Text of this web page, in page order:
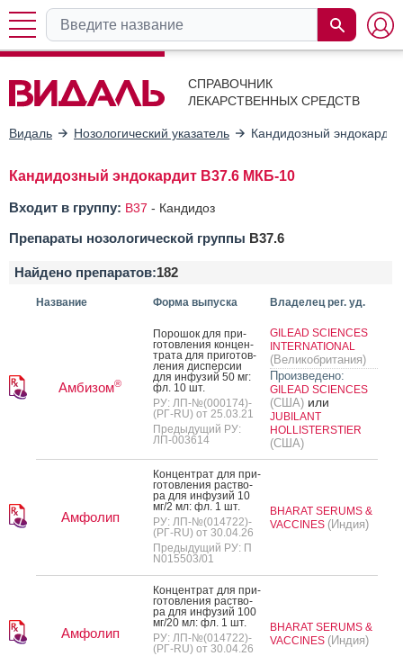
СПРАВОЧНИК
ЛЕКАРСТВЕННЫХ СРЕДСТВ
Видаль Нозологический указатель Кандидозный эндокардит
Кандидозный эндокардит B37.6 МКБ-10
Входит в группу: B37 - Кандидоз
Препараты нозологической группы B37.6
Найдено препаратов:182
Название Форма выпуска Владелец рег. уд.
Амбизом®
По­рошок для при­
готов­ле­ния кон­цен­
тра­та для при­готов­
ле­ния дис­персии
для ин­фу­зий 50 мг:
фл. 10 шт.
РУ: ЛП-№(000174)-
(РГ-RU) от 25.03.21
Предыдущий РУ:
ЛП-003614
GILEAD SCIENCES
INTERNATIONAL
(Великобритания)
Произведено:
GILEAD SCIENCES
(США) или
JUBILANT
HOLLISTERSTIER
(США)
Амфолип
Кон­цен­трат для при­
готов­ле­ния рас­тво­
ра для ин­фу­зий 10
мг/2 мл: фл. 1 шт.
РУ: ЛП-№(014722)-
(РГ-RU) от 30.04.26
Предыдущий РУ: П
N015503/01
BHARAT SERUMS &
VACCINES (Индия)
Амфолип
Кон­цен­трат для при­
готов­ле­ния рас­тво­
ра для ин­фу­зий 100
мг/20 мл: фл. 1 шт.
РУ: ЛП-№(014722)-
(РГ-RU) от 30.04.26
BHARAT SERUMS &
VACCINES (Индия)